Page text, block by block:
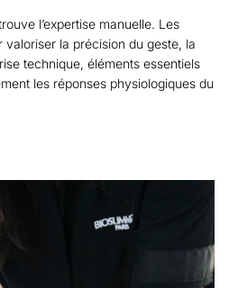
l’expertise manuelle. Les
valoriser la précision du geste, la
technique, éléments essentiels
les réponses physiologiques du